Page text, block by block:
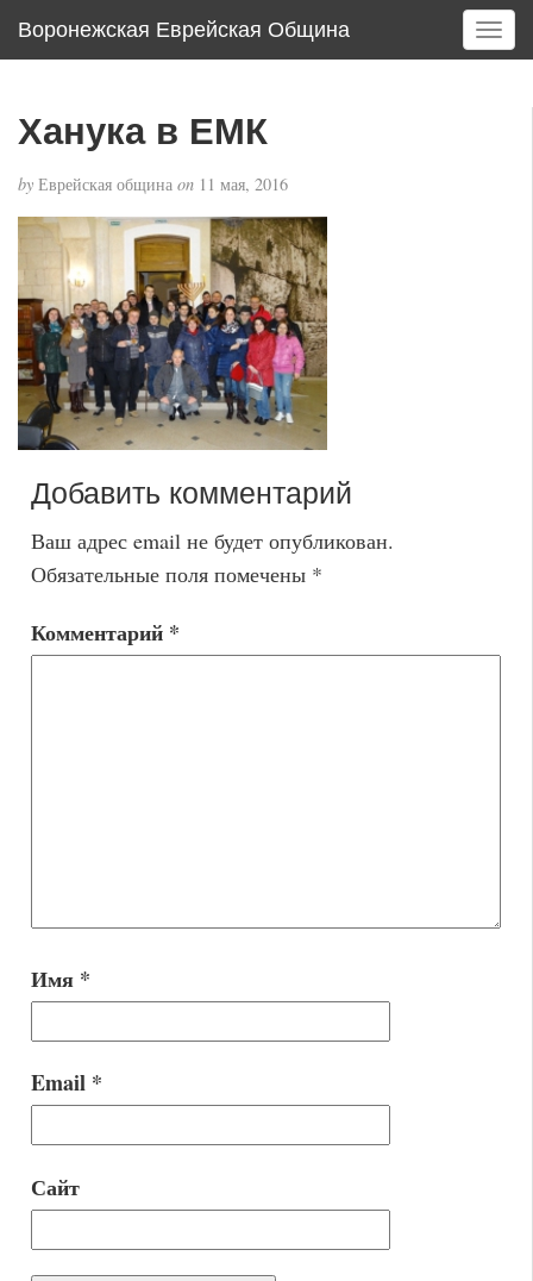
Воронежская Еврейская Община
T
o
Ханука в ЕМК
by Еврейская община on 11 мая, 2016
Добавить комментарий
Ваш адрес email не будет опубликован.
Обязательные поля помечены *
Комментарий *
Имя *
Email *
Сайт